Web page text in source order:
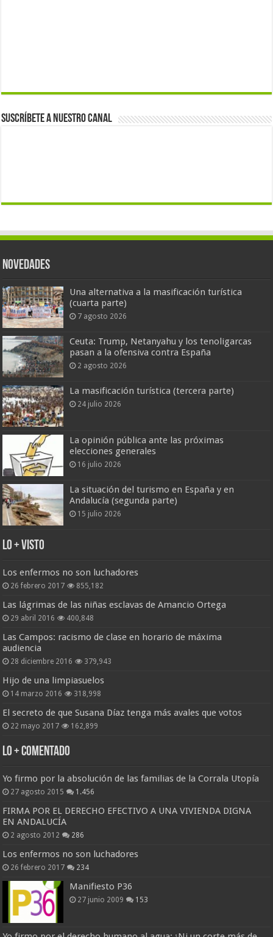
Suscríbete a nuestro canal
Novedades
Una alternativa a la masificación turística
(cuarta parte)
7 agosto 2026
Ceuta: Trump, Netanyahu y los tenoligarcas
pasan a la ofensiva contra España
2 agosto 2026
La masificación turística (tercera parte)
24 julio 2026
La opinión pública ante las próximas
elecciones generales
16 julio 2026
La situación del turismo en España y en
Andalucía (segunda parte)
15 julio 2026
Lo + Visto
Los enfermos no son luchadores
26 febrero 2017 855,182
Las lágrimas de las niñas esclavas de Amancio Ortega
29 abril 2016 400,848
Las Campos: racismo de clase en horario de máxima
audiencia
28 diciembre 2016 379,943
Hijo de una limpiasuelos
14 marzo 2016 318,998
El secreto de que Susana Díaz tenga más avales que votos
22 mayo 2017 162,899
Lo + Comentado
Yo firmo por la absolución de las familias de la Corrala Utopía
27 agosto 2015 1.456
FIRMA POR EL DERECHO EFECTIVO A UNA VIVIENDA DIGNA
EN ANDALUCÍA
2 agosto 2012 286
Los enfermos no son luchadores
26 febrero 2017 234
Manifiesto P36
27 junio 2009 153